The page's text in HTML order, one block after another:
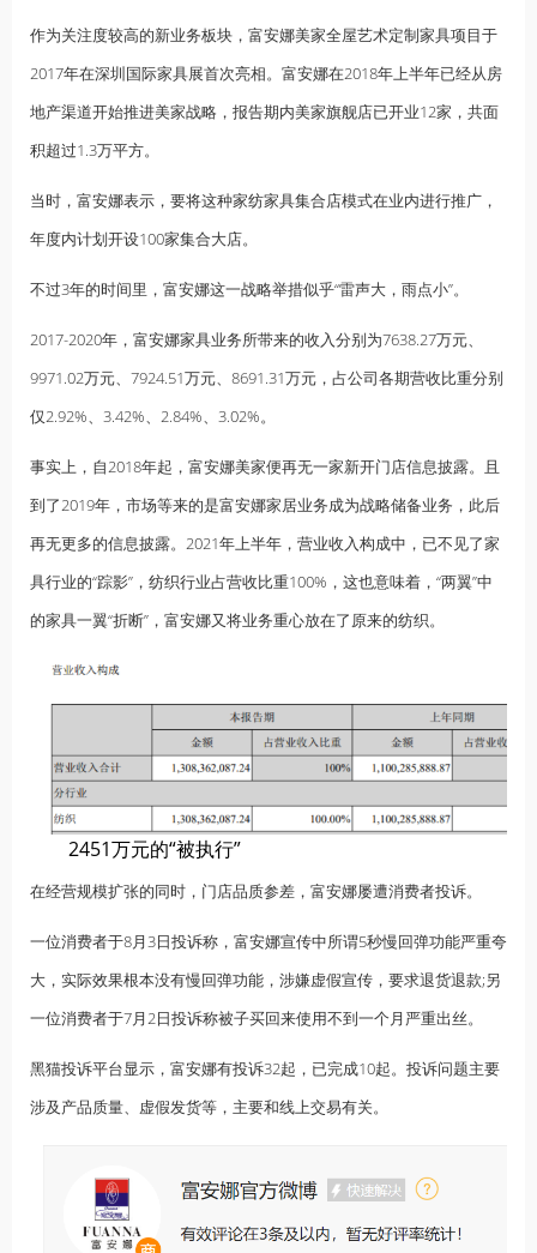
作为关注度较高的新业务板块，富安娜美家全屋艺术定制家具项目于
2017年在深圳国际家具展首次亮相。富安娜在2018年上半年已经从房
地产渠道开始推进美家战略，报告期内美家旗舰店已开业12家，共面
积超过1.3万平方。
当时，富安娜表示，要将这种家纺家具集合店模式在业内进行推广，
年度内计划开设100家集合大店。
不过3年的时间里，富安娜这一战略举措似乎“雷声大，雨点小”。
2017-2020年，富安娜家具业务所带来的收入分别为7638.27万元、
9971.02万元、7924.51万元、8691.31万元，占公司各期营收比重分别
仅2.92%、3.42%、2.84%、3.02%。
事实上，自2018年起，富安娜美家便再无一家新开门店信息披露。且
到了2019年，市场等来的是富安娜家居业务成为战略储备业务，此后
再无更多的信息披露。2021年上半年，营业收入构成中，已不见了家
具行业的“踪影”，纺织行业占营收比重100%，这也意味着，“两翼”中
的家具一翼“折断”，富安娜又将业务重心放在了原来的纺织。
2451万元的“被执行”
在经营规模扩张的同时，门店品质参差，富安娜屡遭消费者投诉。
一位消费者于8月3日投诉称，富安娜宣传中所谓5秒慢回弹功能严重夸
大，实际效果根本没有慢回弹功能，涉嫌虚假宣传，要求退货退款;另
一位消费者于7月2日投诉称被子买回来使用不到一个月严重出丝。
黑猫投诉平台显示，富安娜有投诉32起，已完成10起。投诉问题主要
涉及产品质量、虚假发货等，主要和线上交易有关。